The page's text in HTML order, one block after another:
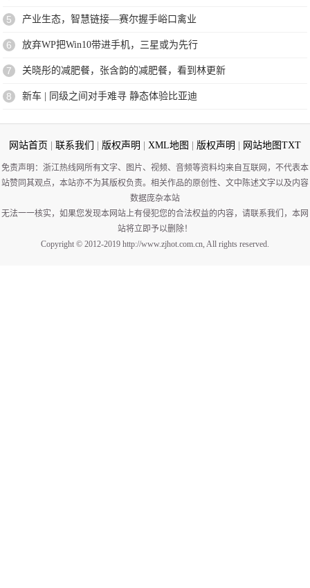
5 产业生态，智慧链接—赛尔握手峪口禽业
6 放弃WP把Win10带进手机，三星或为先行
7 关晓彤的减肥餐，张含韵的减肥餐，看到林更新
8 新车 | 同级之间对手难寻 静态体验比亚迪
网站首页 联系我们 版权声明 XML地图 版权声明 网站地图TXT
免责声明：浙江热线网所有文字、图片、视频、音频等资料均来自互联网，不代表本
站赞同其观点，本站亦不为其版权负责。相关作品的原创性、文中陈述文字以及内容
数据庞杂本站
无法一一核实，如果您发现本网站上有侵犯您的合法权益的内容，请联系我们，本网
站将立即予以删除！
Copyright © 2012-2019 http://www.zjhot.com.cn, All rights reserved.